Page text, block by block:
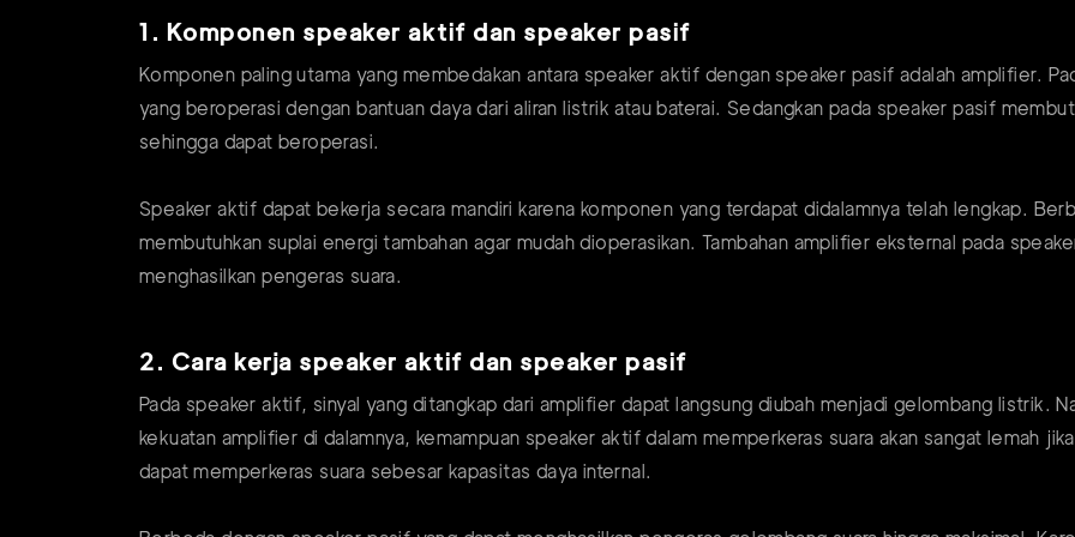
1. Komponen speaker aktif dan speaker pasif
Komponen paling utama yang membedakan antara speaker aktif dengan speaker pasif adalah amplifier.
yang beroperasi dengan bantuan daya dari aliran listrik atau baterai. Sedangkan pada speaker pasif
sehingga dapat beroperasi.
Speaker aktif dapat bekerja secara mandiri karena komponen yang terdapat didalamnya telah lengkap.
membutuhkan suplai energi tambahan agar mudah dioperasikan. Tambahan amplifier eksternal pada
menghasilkan pengeras suara.
2. Cara kerja speaker aktif dan speaker pasif
Pada speaker aktif, sinyal yang ditangkap dari amplifier dapat langsung diubah menjadi gelombang listrik.
kekuatan amplifier di dalamnya, kemampuan speaker aktif dalam memperkeras suara akan sangat lemah
dapat memperkeras suara sebesar kapasitas daya internal.